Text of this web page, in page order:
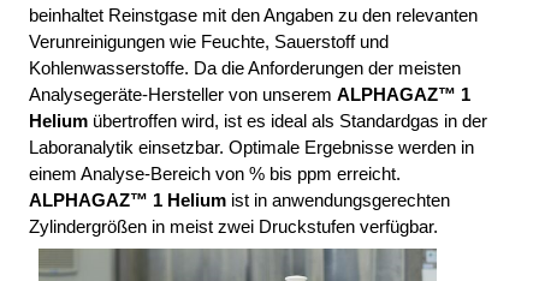
beinhaltet Reinstgase mit den Angaben zu den relevanten
Verunreinigungen wie Feuchte, Sauerstoff und
Kohlenwasserstoffe. Da die Anforderungen der meisten
Analysegeräte-Hersteller von unserem ALPHAGAZ™ 1
Helium übertroffen wird, ist es ideal als Standardgas in der
Laboranalytik einsetzbar. Optimale Ergebnisse werden in
einem Analyse-Bereich von % bis ppm erreicht.
ALPHAGAZ™ 1 Helium ist in anwendungsgerechten
Zylindergrößen in meist zwei Druckstufen verfügbar.